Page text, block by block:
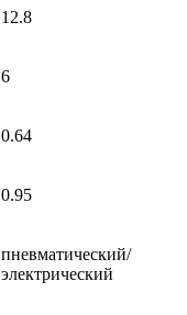
12.8
6
0.64
0.95
пневматический/
электрический